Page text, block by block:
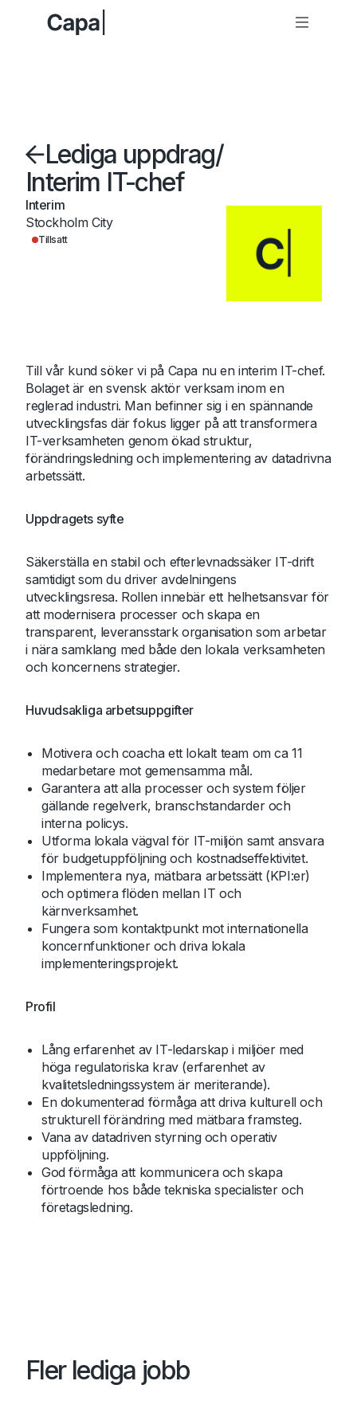
Lediga uppdrag/
Interim IT-chef
Interim
Stockholm City
Tillsatt
Till vår kund söker vi på Capa nu en interim IT-chef.
Bolaget är en svensk aktör verksam inom en
reglerad industri. Man befinner sig i en spännande
utvecklingsfas där fokus ligger på att transformera
IT-verksamheten genom ökad struktur,
förändringsledning och implementering av datadrivna
arbetssätt.
Uppdragets syfte
Säkerställa en stabil och efterlevnadssäker IT-drift
samtidigt som du driver avdelningens
utvecklingsresa. Rollen innebär ett helhetsansvar för
att modernisera processer och skapa en
transparent, leveransstark organisation som arbetar
i nära samklang med både den lokala verksamheten
och koncernens strategier.
Huvudsakliga arbetsuppgifter
Motivera och coacha ett lokalt team om ca 11
medarbetare mot gemensamma mål.
Garantera att alla processer och system följer
gällande regelverk, branschstandarder och
interna policys.
Utforma lokala vägval för IT-miljön samt ansvara
för budgetuppföljning och kostnadseffektivitet.
Implementera nya, mätbara arbetssätt (KPI:er)
och optimera flöden mellan IT och
kärnverksamhet.
Fungera som kontaktpunkt mot internationella
koncernfunktioner och driva lokala
implementeringsprojekt.
Profil
Lång erfarenhet av IT-ledarskap i miljöer med
höga regulatoriska krav (erfarenhet av
kvalitetsledningssystem är meriterande).
En dokumenterad förmåga att driva kulturell och
strukturell förändring med mätbara framsteg.
Vana av datadriven styrning och operativ
uppföljning.
God förmåga att kommunicera och skapa
förtroende hos både tekniska specialister och
företagsledning.
Fler lediga jobb